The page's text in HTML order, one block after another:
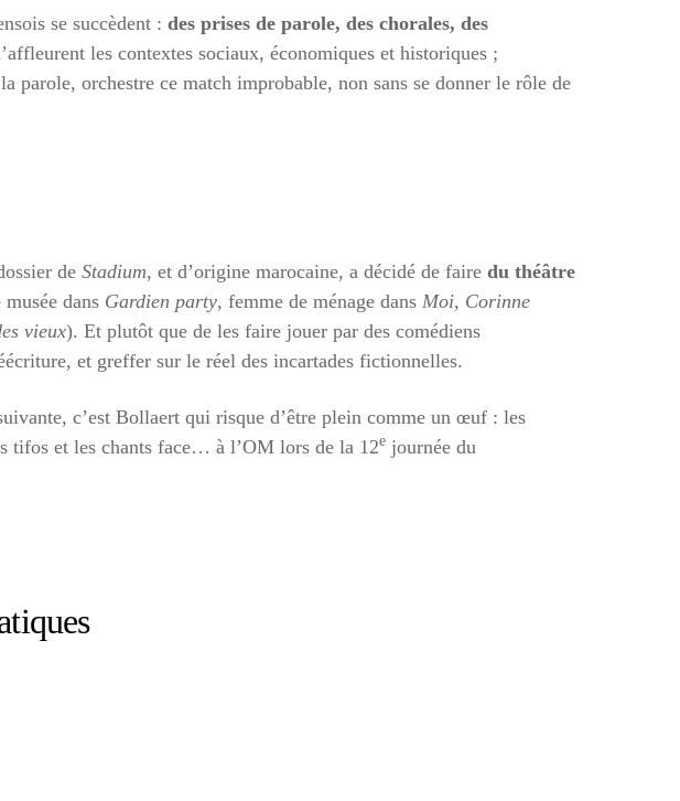
se succèdent : des prises de parole, des chorales, des
les contextes sociaux, économiques et historiques ;
orchestre ce match improbable, non sans se donner le rôle de
de Stadium, et d’origine marocaine, a décidé de faire du théâtre
dans Gardien party, femme de ménage dans Moi, Corinne
vieux). Et plutôt que de les faire jouer par des comédiens
et greffer sur le réel des incartades fictionnelles.
c’est Bollaert qui risque d’être plein comme un œuf : les
tifos et les chants face… à l’OM lors de la 12e journée du